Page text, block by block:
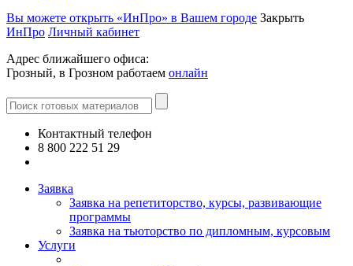
Вы можете открыть «ИнПро» в Вашем городе Закрыть
ИнПро Личный кабинет
Адрес ближайшего офиса:
Грозный, в Грозном работаем онлайн
Контактный телефон
8 800 222 51 29
Заявка
Заявка на репетиторство, курсы, развивающие
программы
Заявка на тьюторство по дипломным, курсовым
Услуги